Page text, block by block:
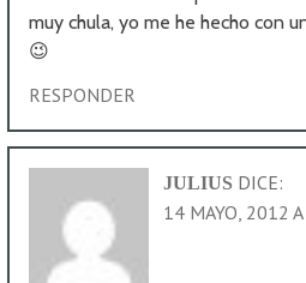
muy chula, yo me he hecho con
😉
RESPONDER
JULIUS DICE:
14 MAYO, 2012